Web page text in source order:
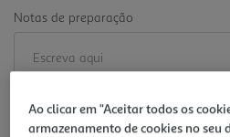
Notas de preparação
Ao clicar em "Aceitar todos os
armazenamento de cookies no